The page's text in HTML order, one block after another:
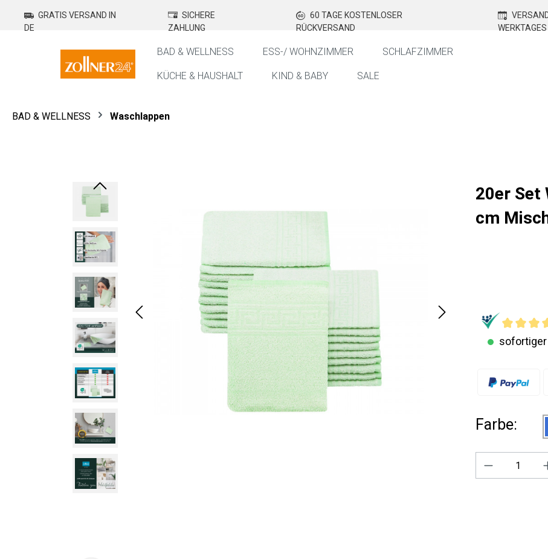
Zur Hauptnavigation springen
GRATIS VERSAND IN
DE
SICHERE
ZAHLUNG
60 TAGE KOSTENLOSER
RÜCKVERSAND
WERKTAGES
BAD & WELLNESS ESS-/ WOHNZIMMER SCHLAFZIMMER
KÜCHE & HAUSHALT KIND & BABY
SALE
BAD & WELLNESS Waschlappen
Bildergalerie überspringen
20er Set
cm
sofortiger
Farbe:
Produkt